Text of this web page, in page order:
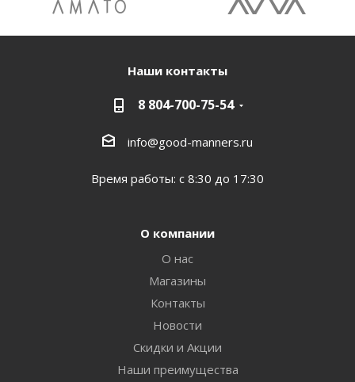
Наши контакты
8 804-700-75-54
info@good-manners.ru
Время работы: с 8:30 до 17:30
О компании
О нас
Магазины
Контакты
Новости
Скидки и Акции
Наши преимущества